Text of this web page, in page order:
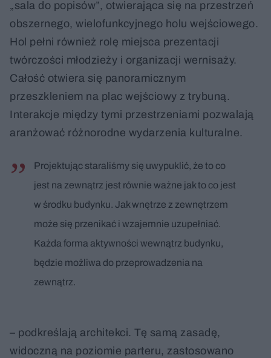
„sala do popisów”, otwierająca się na przestrzeń
obszernego, wielofunkcyjnego holu wejściowego.
Hol pełni również rolę miejsca prezentacji
twórczości młodzieży i organizacji wernisaży.
Całość otwiera się panoramicznym
przeszkleniem na plac wejściowy z trybuną.
Interakcje między tymi przestrzeniami pozwalają
aranżować różnorodne wydarzenia kulturalne.
Projektując staraliśmy się uwypuklić, że to co
jest na zewnątrz jest równie ważne jak to co jest
w środku budynku. Jak wnętrze z zewnętrzem
może się przenikać i wzajemnie uzupełniać.
Każda forma aktywności wewnątrz budynku,
będzie możliwa do przeprowadzenia na
zewnątrz.
– podkreślają architekci. Tę samą zasadę,
widoczną na poziomie parteru, zastosowano